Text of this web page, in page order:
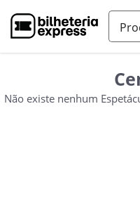
Não existe nenhum